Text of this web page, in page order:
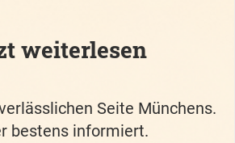
weiterlesen
Seite Münchens.
bestens informiert.